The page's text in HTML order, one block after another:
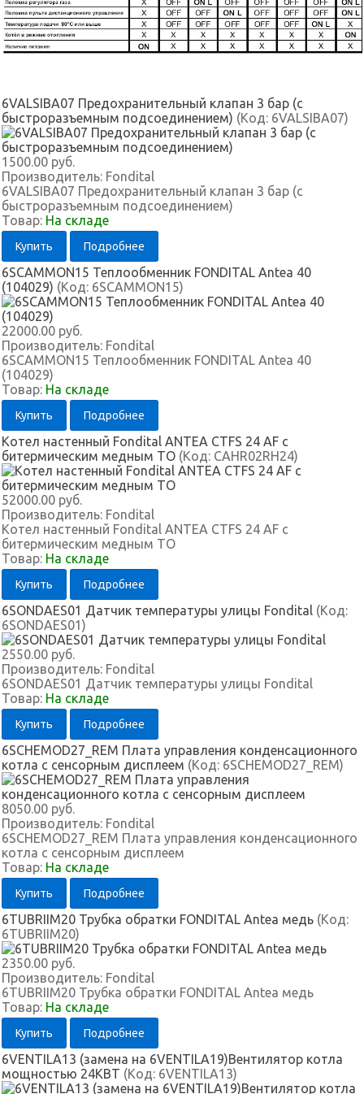
6VALSIBA07 Предохранительный клапан 3 бар (с
быстроразъемным подсоединением) (Код: 6VALSIBA07)
1500.00 руб.
Производитель: Fondital
6VALSIBA07 Предохранительный клапан 3 бар (с
быстроразъемным подсоединением)
Товар: На складе
Купить Подробнее
6SCAMMON15 Теплообменник FONDITAL Antea 40
(104029) (Код: 6SCAMMON15)
22000.00 руб.
Производитель: Fondital
6SCAMMON15 Теплообменник FONDITAL Antea 40
(104029)
Товар: На складе
Купить Подробнее
Котел настенный Fondital ANTEA CTFS 24 AF с
битермическим медным ТО (Код: CAHR02RH24)
52000.00 руб.
Производитель: Fondital
Котел настенный Fondital ANTEA CTFS 24 AF с
битермическим медным ТО
Товар: На складе
Купить Подробнее
6SONDAES01 Датчик температуры улицы Fondital (Код:
6SONDAES01)
2550.00 руб.
Производитель: Fondital
6SONDAES01 Датчик температуры улицы Fondital
Товар: На складе
Купить Подробнее
6SCHEMOD27_REM Плата управления конденсационного
котла с сенсорным дисплеем (Код: 6SCHEMOD27_REM)
8050.00 руб.
Производитель: Fondital
6SCHEMOD27_REM Плата управления конденсационного
котла с сенсорным дисплеем
Товар: На складе
Купить Подробнее
6TUBRIIM20 Трубка обратки FONDITAL Antea медь (Код:
6TUBRIIM20)
2350.00 руб.
Производитель: Fondital
6TUBRIIM20 Трубка обратки FONDITAL Antea медь
Товар: На складе
Купить Подробнее
6VENTILA13 (замена на 6VENTILA19)Вентилятор котла
мощностью 24КВТ (Код: 6VENTILA13)